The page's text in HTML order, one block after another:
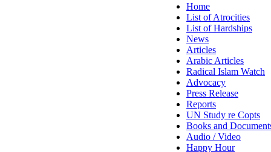
Home
List of Atrocities
List of Hardships
News
Articles
Arabic Articles
Radical Islam Watch
Advocacy
Press Release
Reports
UN Study re Copts
Books and
Audio / Video
Happy Hour